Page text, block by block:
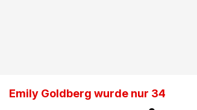
Emily Goldberg wurde nur 34